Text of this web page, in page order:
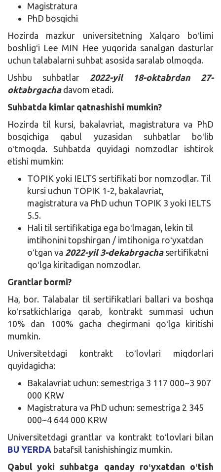
Magistratura
PhD bosqichi
Hozirda mazkur universitetning Xalqaro boʻlimi
boshligʻi Lee MIN Hee yuqorida sanalgan dasturlar
uchun talabalarni suhbat asosida saralab olmoqda.
Ushbu suhbatlar 2022-yil 18-oktabrdan 27-
oktabrgachadavom etadi.
Suhbatda kimlar qatnashishi mumkin?
Hozirda til kursi, bakalavriat, magistratura va PhD
bosqichiga qabul yuzasidan suhbatlar boʻlib
oʻtmoqda. Suhbatda quyidagi nomzodlar ishtirok
etishi mumkin:
TOPIK yoki IELTS sertifikati bor nomzodlar. Til
kursi uchun TOPIK 1-2, bakalavriat,
magistratura va PhD uchun TOPIK 3 yoki IELTS
5.5.
Hali til sertifikatiga ega boʻlmagan, lekin til
imtihonini topshirgan / imtihoniga roʻyxatdan
oʻtgan va 2022-yil 3-dekabrgachasertifikatni
qoʻlga kiritadigan nomzodlar.
Grantlar bormi?
Ha, bor. Talabalar til sertifikatlari ballari va boshqa
koʻrsatkichlariga qarab, kontrakt summasi uchun
10% dan 100% gacha chegirmani qoʻlga kiritishi
mumkin.
Universitetdagi kontrakt toʻlovlari miqdorlari
quyidagicha:
Bakalavriat uchun: semestriga 3 117 000~3 907
000 KRW
Magistratura va PhD uchun: semestriga 2 345
000~4 644 000 KRW
Universitetdagi grantlar va kontrakt toʻlovlari bilan
BU YERDA batafsil tanishishingiz mumkin.
Qabul yoki suhbatga qanday roʻyxatdan oʻtish